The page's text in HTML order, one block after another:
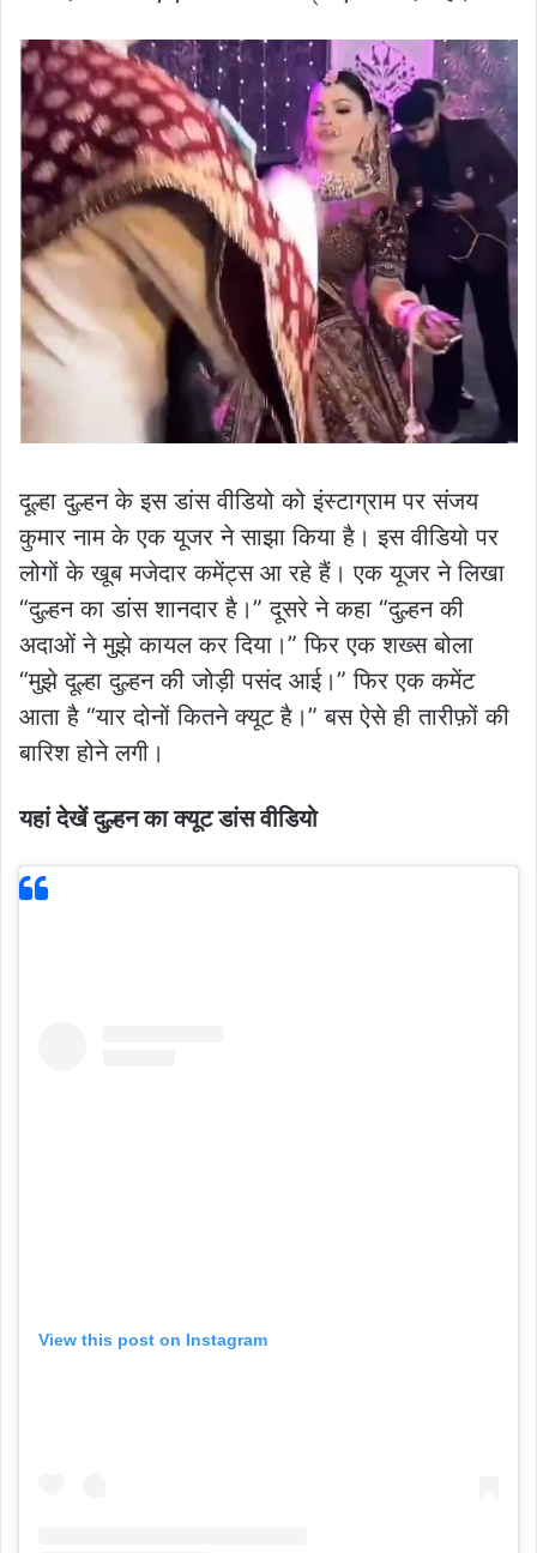
दूल्हा दुल्हन के इस डांस वीडियो को इंस्टाग्राम पर संजय
कुमार नाम के एक यूजर ने साझा किया है। इस वीडियो पर
लोगों के खूब मजेदार कमेंट्स आ रहे हैं। एक यूजर ने लिखा
“दुल्हन का डांस शानदार है।” दूसरे ने कहा “दुल्हन की
अदाओं ने मुझे कायल कर दिया।” फिर एक शख्स बोला
“मुझे दूल्हा दुल्हन की जोड़ी पसंद आई।” फिर एक कमेंट
आता है “यार दोनों कितने क्यूट है।” बस ऐसे ही तारीफ़ों की
बारिश होने लगी।
यहां देखें दुल्हन का क्यूट डांस वीडियो
View this post on Instagram